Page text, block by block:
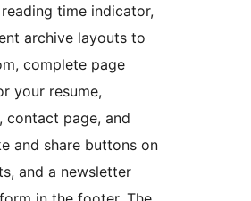
time indicator,
archive layouts to
complete page
your resume,
contact page, and
and share buttons on
and a newsletter